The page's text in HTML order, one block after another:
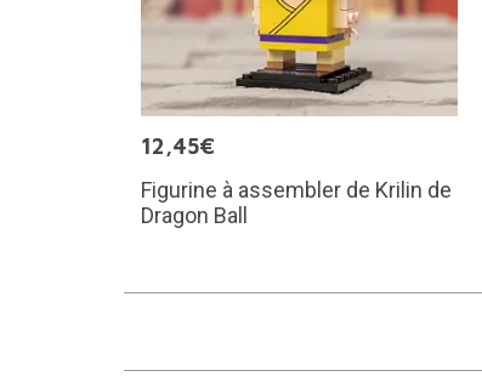
12,45€
Figurine à assembler de Krilin de
Dragon Ball